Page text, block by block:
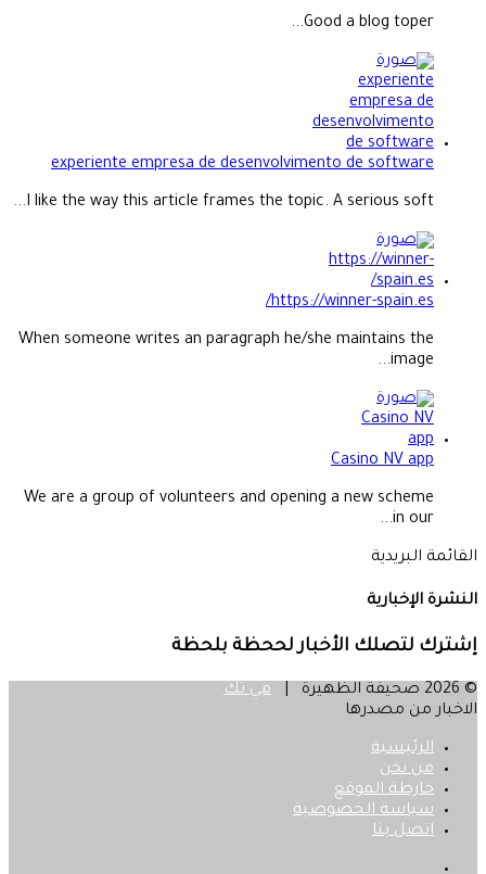
Good a blog toper...
experiente empresa de desenvolvimento de software
I like the way this article frames the topic. A serious soft...
https://winner-spain.es/
When someone writes an paragraph he/she maintains the
image...
Casino NV app
We are a group of volunteers and opening a new scheme
in our...
القائمة البريدية
النشرة الإخبارية
إشترك لتصلك الأخبار لححظة بلحظة
© 2026 صحيفة الظهيرة |
مي تك
الاخبار من مصدرها
الرئيسية
من نحن
خارطة الموقع
سياسة الخصوصية
اتصل بنا